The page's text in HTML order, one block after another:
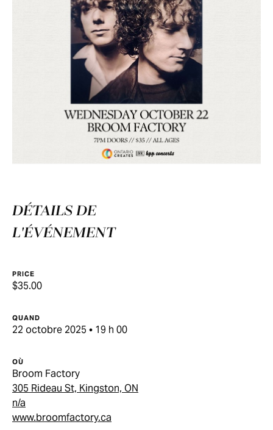
DÉTAILS DE
L'ÉVÉNEMENT
PRICE
$35.00
QUAND
22 octobre 2025 • 19 h 00
OÙ
Broom Factory
305 Rideau St, Kingston, ON
n/a
www.broomfactory.ca